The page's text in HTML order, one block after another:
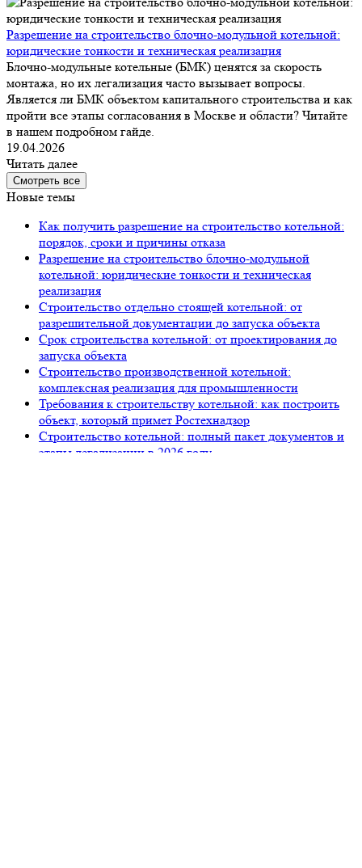
Разрешение на строительство блочно-модульной котельной:
юридические тонкости и техническая реализация
Блочно-модульные котельные (БМК) ценятся за скорость
монтажа, но их легализация часто вызывает вопросы.
Является ли БМК объектом капитального строительства и как
пройти все этапы согласования в Москве и области? Читайте
в нашем подробном гайде.
19.04.2026
Читать далее
Смотреть все
Новые темы
Как получить разрешение на строительство котельной:
порядок, сроки и причины отказа
Разрешение на строительство блочно-модульной
котельной: юридические тонкости и техническая
реализация
Строительство отдельно стоящей котельной: от
разрешительной документации до запуска объекта
Срок строительства котельной: от проектирования до
запуска объекта
Строительство производственной котельной:
комплексная реализация для промышленности
Требования к строительству котельной: как построить
объект, который примет Ростехнадзор
Строительство котельной: полный пакет документов и
этапы легализации в 2026 году